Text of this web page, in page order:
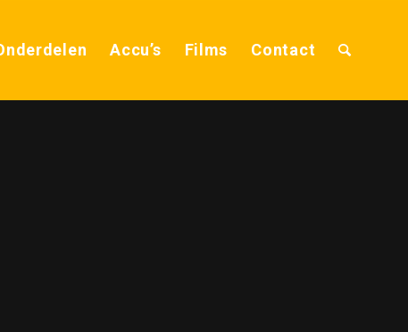
Accu’s Films Contact